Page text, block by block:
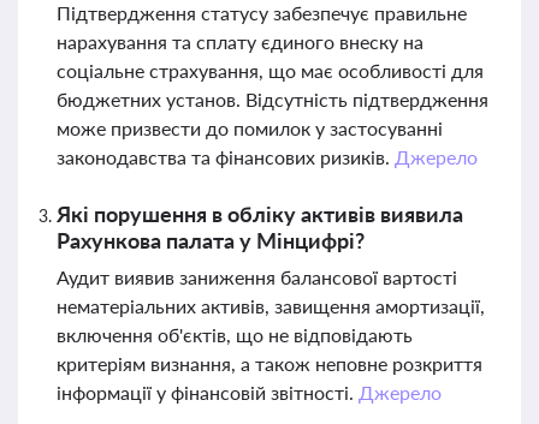
Підтвердження статусу забезпечує правильне
нарахування та сплату єдиного внеску на
соціальне страхування, що має особливості для
бюджетних установ. Відсутність підтвердження
може призвести до помилок у застосуванні
законодавства та фінансових ризиків. Джерело
Які порушення в обліку активів виявила
Рахункова палата у Мінцифрі?
Аудит виявив заниження балансової вартості
нематеріальних активів, завищення амортизації,
включення об'єктів, що не відповідають
критеріям визнання, а також неповне розкриття
інформації у фінансовій звітності. Джерело